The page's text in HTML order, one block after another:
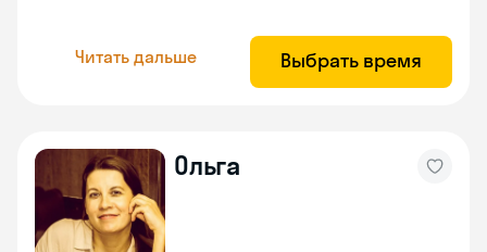
Читать дальше Выбрать время
Ольга